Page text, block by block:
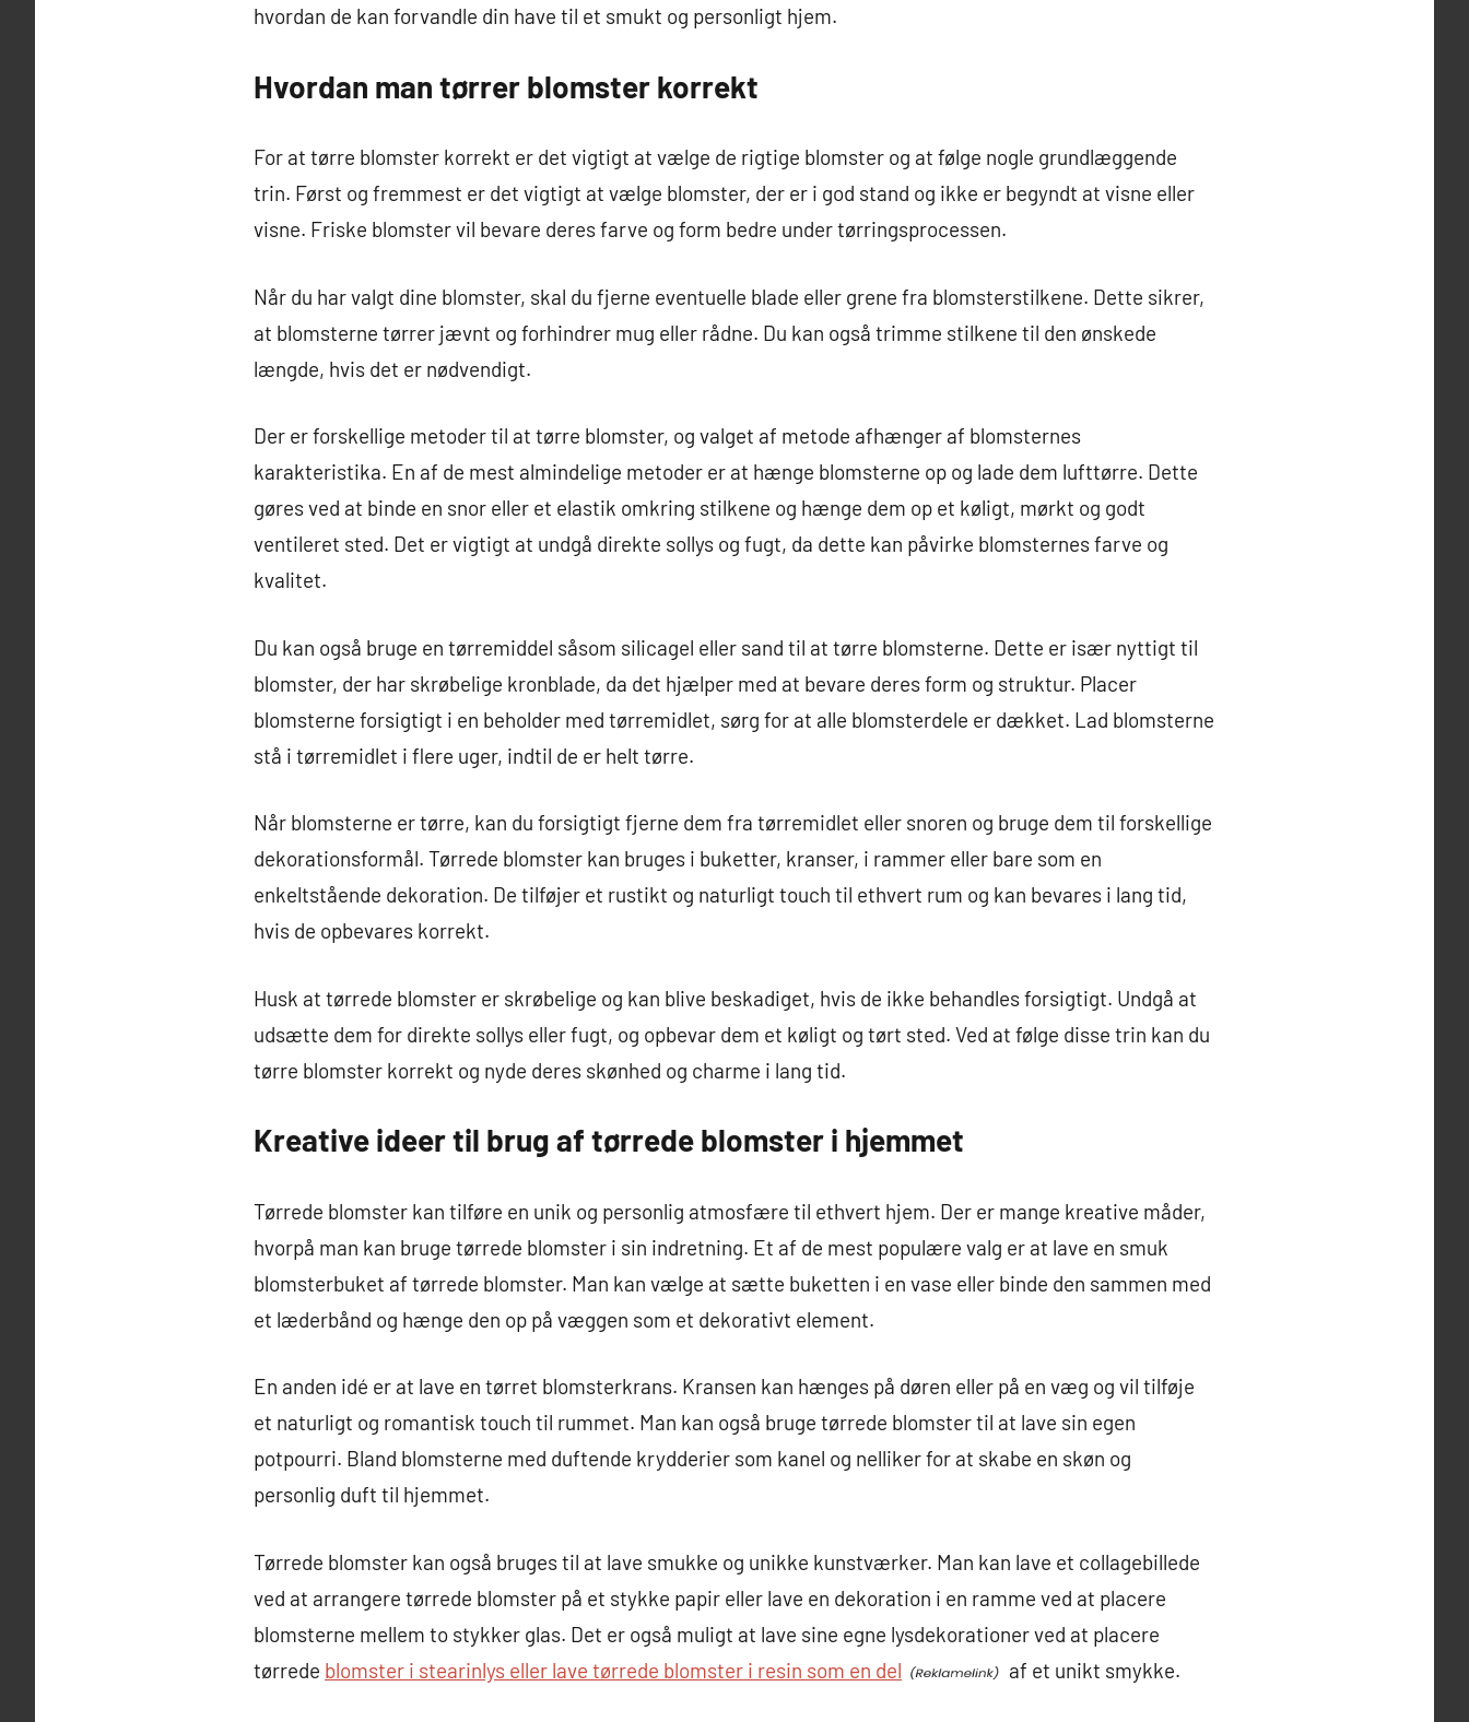
hvordan de kan forvandle din have til et smukt og personligt hjem.
Hvordan man tørrer blomster korrekt
For at tørre blomster korrekt er det vigtigt at vælge de rigtige blomster og at følge nogle grundlæggende
trin. Først og fremmest er det vigtigt at vælge blomster, der er i god stand og ikke er begyndt at visne eller
visne. Friske blomster vil bevare deres farve og form bedre under tørringsprocessen.
Når du har valgt dine blomster, skal du fjerne eventuelle blade eller grene fra blomsterstilkene. Dette sikrer,
at blomsterne tørrer jævnt og forhindrer mug eller rådne. Du kan også trimme stilkene til den ønskede
længde, hvis det er nødvendigt.
Der er forskellige metoder til at tørre blomster, og valget af metode afhænger af blomsternes
karakteristika. En af de mest almindelige metoder er at hænge blomsterne op og lade dem lufttørre. Dette
gøres ved at binde en snor eller et elastik omkring stilkene og hænge dem op et køligt, mørkt og godt
ventileret sted. Det er vigtigt at undgå direkte sollys og fugt, da dette kan påvirke blomsternes farve og
kvalitet.
Du kan også bruge en tørremiddel såsom silicagel eller sand til at tørre blomsterne. Dette er især nyttigt til
blomster, der har skrøbelige kronblade, da det hjælper med at bevare deres form og struktur. Placer
blomsterne forsigtigt i en beholder med tørremidlet, sørg for at alle blomsterdele er dækket. Lad blomsterne
stå i tørremidlet i flere uger, indtil de er helt tørre.
Når blomsterne er tørre, kan du forsigtigt fjerne dem fra tørremidlet eller snoren og bruge dem til forskellige
dekorationsformål. Tørrede blomster kan bruges i buketter, kranser, i rammer eller bare som en
enkeltstående dekoration. De tilføjer et rustikt og naturligt touch til ethvert rum og kan bevares i lang tid,
hvis de opbevares korrekt.
Husk at tørrede blomster er skrøbelige og kan blive beskadiget, hvis de ikke behandles forsigtigt. Undgå at
udsætte dem for direkte sollys eller fugt, og opbevar dem et køligt og tørt sted. Ved at følge disse trin kan du
tørre blomster korrekt og nyde deres skønhed og charme i lang tid.
Kreative ideer til brug af tørrede blomster i hjemmet
Tørrede blomster kan tilføre en unik og personlig atmosfære til ethvert hjem. Der er mange kreative måder,
hvorpå man kan bruge tørrede blomster i sin indretning. Et af de mest populære valg er at lave en smuk
blomsterbuket af tørrede blomster. Man kan vælge at sætte buketten i en vase eller binde den sammen med
et læderbånd og hænge den op på væggen som et dekorativt element.
En anden idé er at lave en tørret blomsterkrans. Kransen kan hænges på døren eller på en væg og vil tilføje
et naturligt og romantisk touch til rummet. Man kan også bruge tørrede blomster til at lave sin egen
potpourri. Bland blomsterne med duftende krydderier som kanel og nelliker for at skabe en skøn og
personlig duft til hjemmet.
Tørrede blomster kan også bruges til at lave smukke og unikke kunstværker. Man kan lave et collagebillede
ved at arrangere tørrede blomster på et stykke papir eller lave en dekoration i en ramme ved at placere
blomsterne mellem to stykker glas. Det er også muligt at lave sine egne lysdekorationer ved at placere
tørrede blomster i stearinlys eller lave tørrede blomster i resin som en del af et unikt smykke.